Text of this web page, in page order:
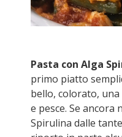
Pasta con Alga
primo piatto
bello, colorato, una
e pesce. Se ancora
Spirulina dalle